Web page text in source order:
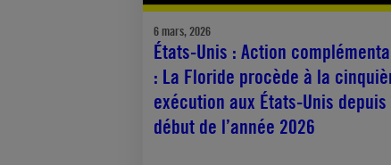
6 mars, 2026
États-Unis : Action
: La Floride procède à la
exécution aux États-Unis depuis
début de l’année 2026